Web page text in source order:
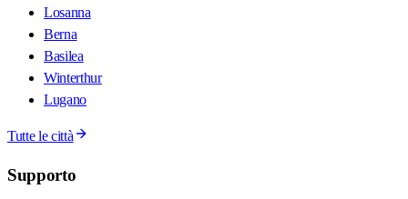
Losanna
Berna
Basilea
Winterthur
Lugano
Tutte le città
Supporto